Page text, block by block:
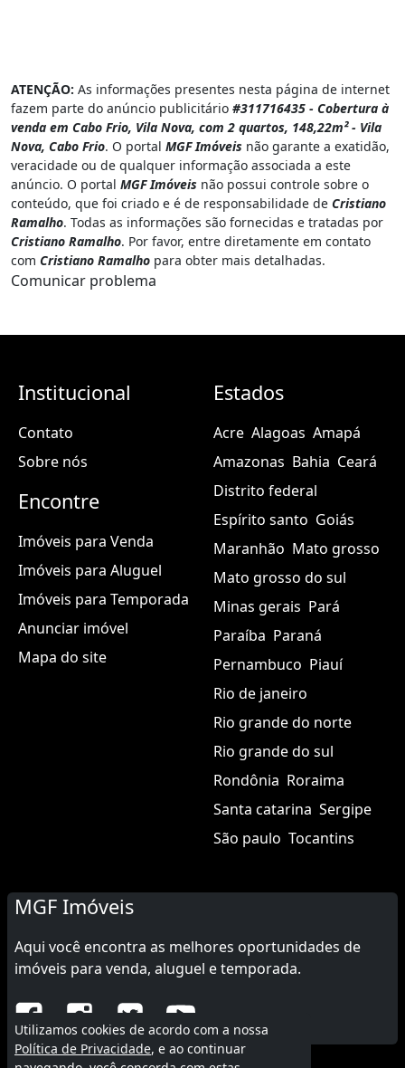
ATENÇÃO: As informações presentes nesta página de internet
fazem parte do anúncio publicitário #311716435 - Cobertura à
venda em Cabo Frio, Vila Nova, com 2 quartos, 148,22m² - Vila
Nova, Cabo Frio. O portal MGF Imóveis não garante a exatidão,
veracidade ou de qualquer informação associada a este
anúncio. O portal MGF Imóveis não possui controle sobre o
conteúdo, que foi criado e é de responsabilidade de Cristiano
Ramalho. Todas as informações são fornecidas e tratadas por
Cristiano Ramalho. Por favor, entre diretamente em contato
com Cristiano Ramalho para obter mais detalhadas.
Comunicar problema
Institucional
Contato
Sobre nós
Encontre
Imóveis para Venda
Imóveis para Aluguel
Imóveis para Temporada
Anunciar imóvel
Mapa do site
Estados
Acre Alagoas Amapá
Amazonas Bahia Ceará
Distrito federal
Espírito santo Goiás
Maranhão Mato grosso
Mato grosso do sul
Minas gerais Pará
Paraíba Paraná
Pernambuco Piauí
Rio de janeiro
Rio grande do norte
Rio grande do sul
Rondônia Roraima
Santa catarina Sergipe
São paulo Tocantins
MGF Imóveis
Aqui você encontra as melhores oportunidades de
imóveis para venda, aluguel e temporada.
Utilizamos cookies de acordo com a nossa
Política de Privacidade, e ao continuar